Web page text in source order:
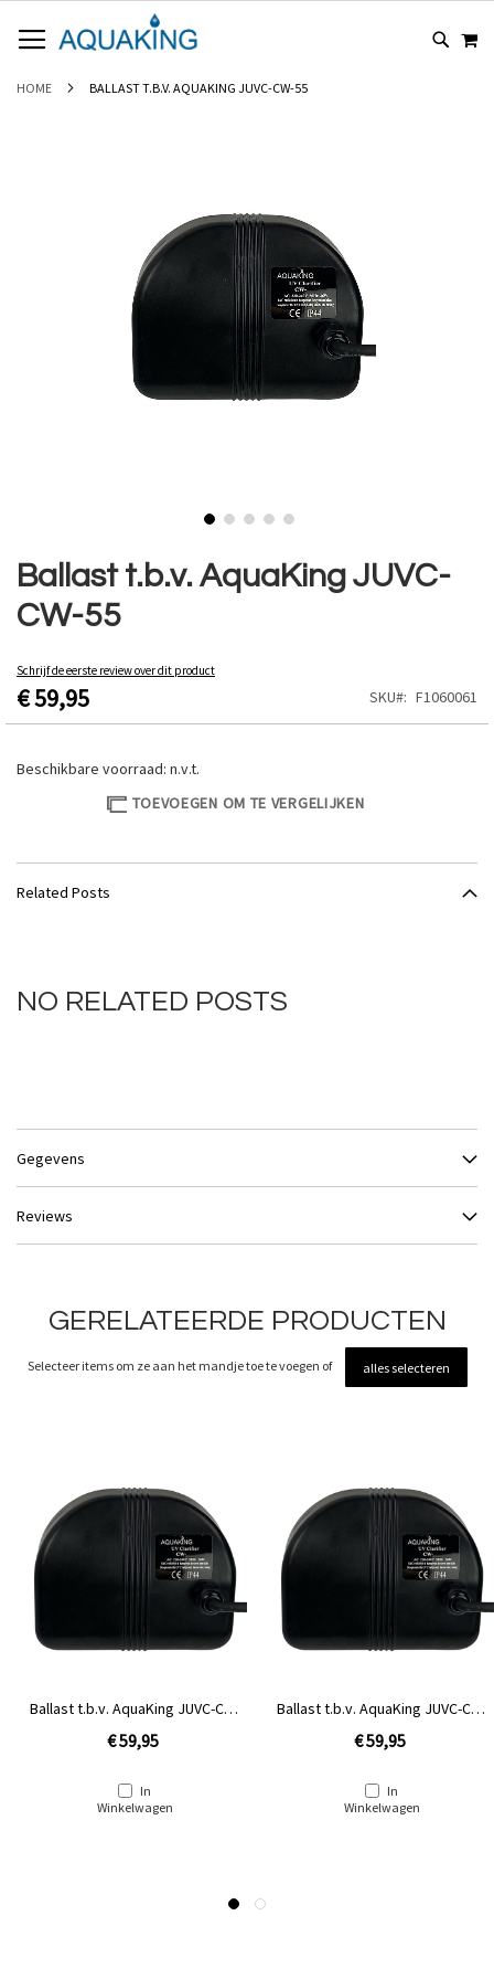
NAAR
DE
HOME BALLAST T.B.V. AQUAKING JUVC-CW-55
Ballast t.b.v. AquaKing JUVC-
CW-55
Schrijf de eerste review over dit product
€ 59,95 SKU F1060061
Beschikbare voorraad: n.v.t.
TOEVOEGEN OM TE VERGELIJKEN
naar
het
begin
van
afbeeldingen-
gallerij
Related Posts
NO RELATED POSTS
Gegevens
Reviews
GERELATEERDE PRODUCTEN
Selecteer items om ze aan het mandje toe te voegen of alles selecteren
Ballast t.b.v. AquaKing JUVC-CW-
€ 59,95
In
Winkelwagen
Ballast t.b.v. AquaKing JUVC-CW-
€ 59,95
In
Winkelwagen